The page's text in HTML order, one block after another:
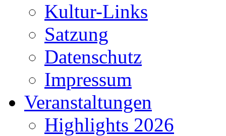
Kultur-Links
Satzung
Datenschutz
Impressum
Veranstaltungen
Highlights 2026